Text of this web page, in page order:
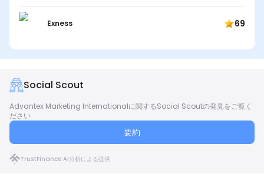
Exness 69
Social Scout
Advantex Marketing Internationalに関するSocial Scoutの発見をご覧く
ださい
要約
TrustFinance AI分析による提供